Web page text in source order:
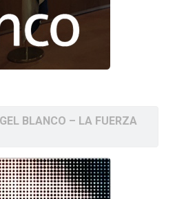
BLANCO – LA FUERZA